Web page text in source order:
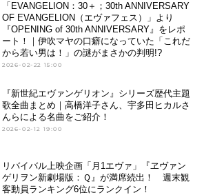
「EVANGELION：30＋；30th ANNIVERSARY
OF EVANGELION（エヴァフェス）」より
『OPENING of 30th ANNIVERSARY』をレポ
ート！｜伊吹マヤの口癖になっていた「これだ
から若い男は！」の謎がまさかの判明!?
2026-02-22 15:00
『新世紀エヴァンゲリオン』シリーズ歴代主題
歌全曲まとめ｜高橋洋子さん、宇多田ヒカルさ
んらによる名曲をご紹介！
2026-02-12 19:00
リバイバル上映企画「月1エヴァ」『ヱヴァン
ゲリヲン新劇場版：Ｑ』が満席続出！ 週末観
客動員ランキング6位にランクイン！